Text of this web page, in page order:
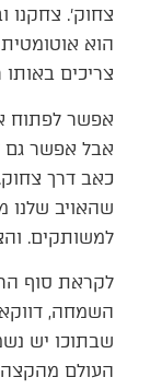
צחוק׳.
הוא אוטומטית
צריכים
אפשר לפתוח
אבל אפשר גם
כאב דרך
שהאויב שלנו
למשותקים.
לקראת סוף
השמחה,
שבתוכו יש
העולם מהקצה